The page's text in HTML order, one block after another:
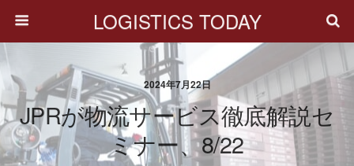
LOGISTICS TODAY
2024年7月22日
JPRが物流サービス徹底解説セ
ミナー、8/22